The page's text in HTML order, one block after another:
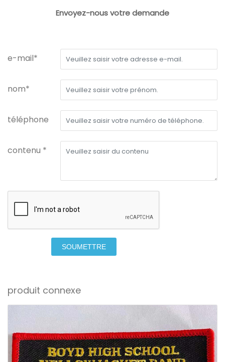
Envoyez-nous votre demande
e-mail*
nom*
téléphone
contenu *
SOUMETTRE
produit connexe